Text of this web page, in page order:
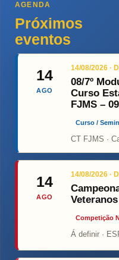
AGENDA
Próximos
eventos
14
AGO
14/08/2026 ·
08/7º
Curso
FJMS –
Curso /
CT FJMS ·
14
AGO
14/08/2026 ·
Competição
Á definir ·